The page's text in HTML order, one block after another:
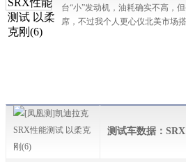
台“小”发动机，油耗确实不高，
席，不过我个人更心仪北美市场
测试车数据 ：